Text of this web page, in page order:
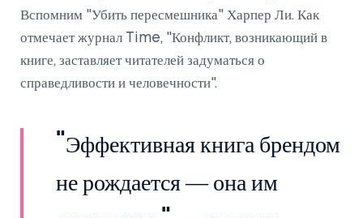
Вспомним "Убить пересмешника" Харпер Ли. Как
отмечает журнал Time, "Конфликт, возникающий в
книге, заставляет читателей задуматься о
справедливости и человечности".
"Эффективная книга брендом
не рождается — она им